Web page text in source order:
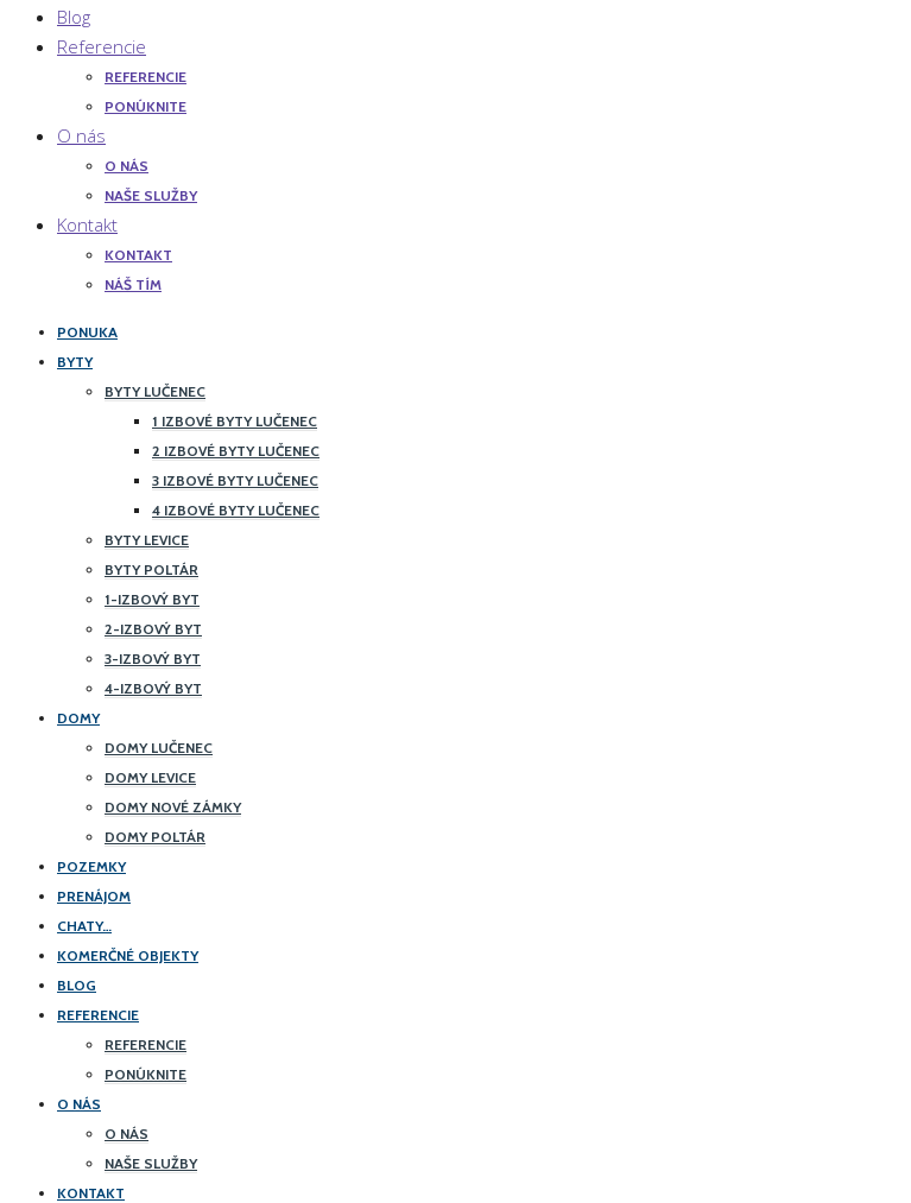
Blog
Referencie
REFERENCIE
PONÚKNITE
O nás
O NÁS
NAŠE SLUŽBY
Kontakt
KONTAKT
NÁŠ TÍM
PONUKA
BYTY
BYTY LUČENEC
1 IZBOVÉ BYTY LUČENEC
2 IZBOVÉ BYTY LUČENEC
3 IZBOVÉ BYTY LUČENEC
4 IZBOVÉ BYTY LUČENEC
BYTY LEVICE
BYTY POLTÁR
1-IZBOVÝ BYT
2-IZBOVÝ BYT
3-IZBOVÝ BYT
4-IZBOVÝ BYT
DOMY
DOMY LUČENEC
DOMY LEVICE
DOMY NOVÉ ZÁMKY
DOMY POLTÁR
POZEMKY
PRENÁJOM
CHATY…
KOMERČNÉ OBJEKTY
BLOG
REFERENCIE
REFERENCIE
PONÚKNITE
O NÁS
O NÁS
NAŠE SLUŽBY
KONTAKT